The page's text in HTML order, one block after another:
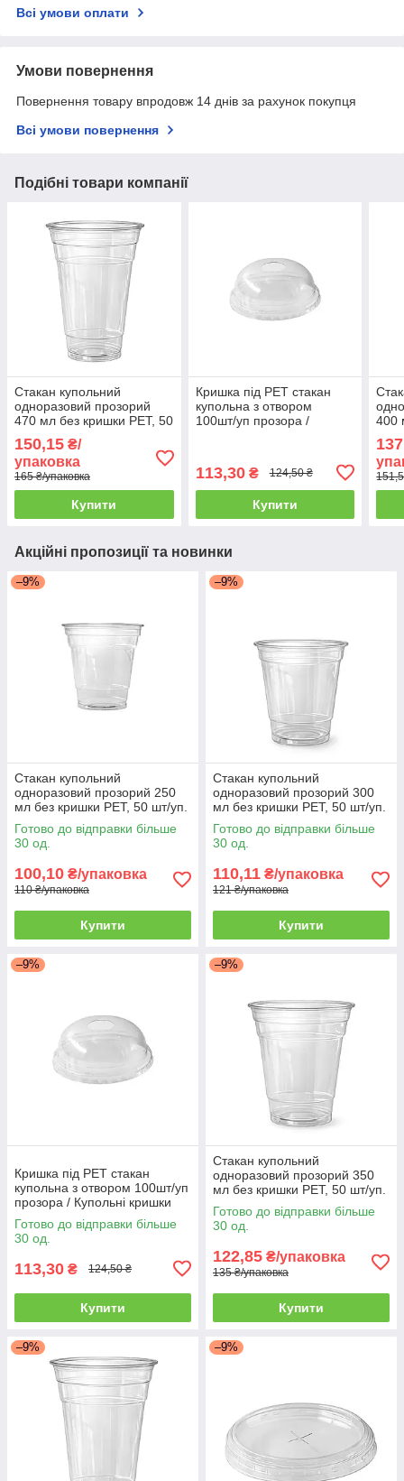
Всі умови оплати
Умови повернення
Повернення товару впродовж 14 днів за рахунок покупця
Всі умови повернення
Подібні товари компанії
Стакан купольний
одноразовий прозорий
470 мл без кришки PET, 50
150,15 ₴/
упаковка
165 ₴/упаковка
Купити
Кришка під PET стакан
купольна з отвором
100шт/уп прозора /
113,30₴ 124,50 ₴
Купити
400
Акційні пропозиції та новинки
–9%
Стакан купольний
одноразовий прозорий 250
мл без кришки PET, 50 шт/уп.
(20 уп./ящик)
Готово до відправки більше
30 од.
100,10 ₴/упаковка
110 ₴/упаковка
Купити
–9%
Стакан купольний
одноразовий прозорий 300
мл без кришки PET, 50 шт/уп.
(20 уп./ящик)
Готово до відправки більше
30 од.
110,11 ₴/упаковка
121 ₴/упаковка
Купити
–9%
Кришка під PET стакан
купольна з отвором 100шт/уп
прозора / Купольні кришки
для стаканів
Готово до відправки більше
30 од.
113,30 ₴ 124,50 ₴
Купити
–9%
Стакан купольний
одноразовий прозорий 350
мл без кришки PET, 50 шт/уп.
(20 уп./ящик)
Готово до відправки більше
30 од.
122,85 ₴/упаковка
135 ₴/упаковка
Купити
–9% –9%